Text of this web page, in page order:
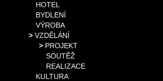
HOTEL
BYDLENÍ
VÝROBA
VZDĚLÁNÍ
PROJEKT
SOUTĚŽ
REALIZACE
KULTURA